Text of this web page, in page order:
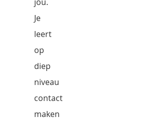
Je
leert
op
diep
niveau
contact
maken